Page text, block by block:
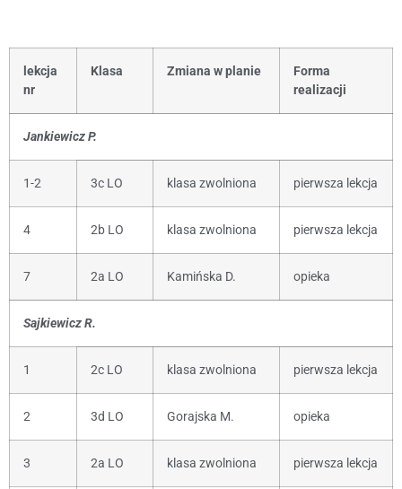
lekcja
nr
Klasa Zmiana w planie
Forma
realizacji
Jankiewicz P.
1-2 3c LO klasa zwolniona pierwsza lekcja
4 2b LO klasa zwolniona pierwsza lekcja
7 2a LO Kamińska D. opieka
Sajkiewicz R.
1 2c LO klasa zwolniona pierwsza lekcja
2 3d LO Gorajska M. opieka
3 2a LO klasa zwolniona pierwsza lekcja